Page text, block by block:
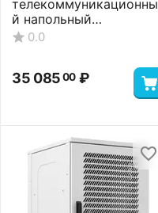
телекоммуникационны
й напольный
ШТНП-18U-600-800-М-
0.0
35 08500 ₽